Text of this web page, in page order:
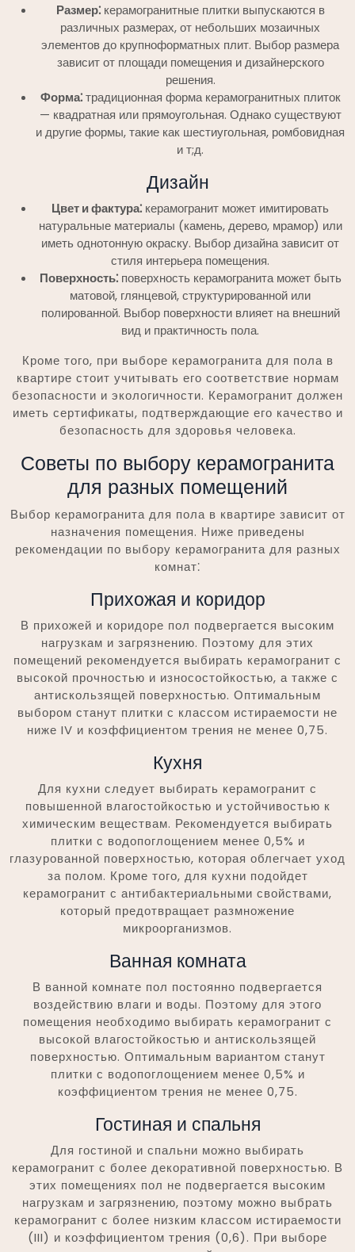
Размер⁚керамогранитные плитки выпускаются в
различных размерах, от небольших мозаичных
элементов до крупноформатных плит. Выбор размера
зависит от площади помещения и дизайнерского
решения.
Форма⁚традиционная форма керамогранитных плиток
— квадратная или прямоугольная. Однако существуют
и другие формы, такие как шестиугольная, ромбовидная
и т;д.
Дизайн
Цвет и фактура⁚ керамогранит может имитировать
натуральные материалы (камень, дерево, мрамор) или
иметь однотонную окраску. Выбор дизайна зависит от
стиля интерьера помещения.
Поверхность⁚поверхность керамогранита может быть
матовой, глянцевой, структурированной или
полированной. Выбор поверхности влияет на внешний
вид и практичность пола.
Кроме того, при выборе керамогранита для пола в
квартире стоит учитывать его соответствие нормам
безопасности и экологичности. Керамогранит должен
иметь сертификаты, подтверждающие его качество и
безопасность для здоровья человека.
Советы по выбору керамогранита
для разных помещений
Выбор керамогранита для пола в квартире зависит от
назначения помещения. Ниже приведены
рекомендации по выбору керамогранита для разных
комнат⁚
Прихожая и коридор
В прихожей и коридоре пол подвергается высоким
нагрузкам и загрязнению. Поэтому для этих
помещений рекомендуется выбирать керамогранит с
высокой прочностью и износостойкостью, а также с
антискользящей поверхностью. Оптимальным
выбором станут плитки с классом истираемости не
ниже IV и коэффициентом трения не менее 0,75.
Кухня
Для кухни следует выбирать керамогранит с
повышенной влагостойкостью и устойчивостью к
химическим веществам. Рекомендуется выбирать
плитки с водопоглощением менее 0,5% и
глазурованной поверхностью, которая облегчает уход
за полом. Кроме того, для кухни подойдет
керамогранит с антибактериальными свойствами,
который предотвращает размножение
микроорганизмов.
Ванная комната
В ванной комнате пол постоянно подвергается
воздействию влаги и воды. Поэтому для этого
помещения необходимо выбирать керамогранит с
высокой влагостойкостью и антискользящей
поверхностью. Оптимальным вариантом станут
плитки с водопоглощением менее 0,5% и
коэффициентом трения не менее 0,75.
Гостиная и спальня
Для гостиной и спальни можно выбирать
керамогранит с более декоративной поверхностью. В
этих помещениях пол не подвергается высоким
нагрузкам и загрязнению, поэтому можно выбрать
керамогранит с более низким классом истираемости
(III) и коэффициентом трения (0,6). При выборе